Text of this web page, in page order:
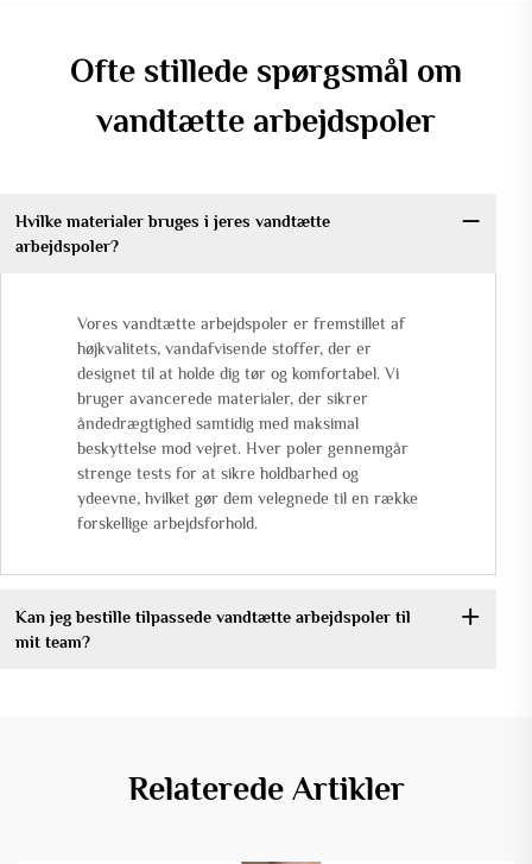
Ofte stillede spørgsmål om
vandtætte arbejdspoler
Hvilke materialer bruges i jeres vandtætte
arbejdspoler?
Vores vandtætte arbejdspoler er fremstillet af
højkvalitets, vandafvisende stoffer, der er
designet til at holde dig tør og komfortabel. Vi
bruger avancerede materialer, der sikrer
åndedrægtighed samtidig med maksimal
beskyttelse mod vejret. Hver poler gennemgår
strenge tests for at sikre holdbarhed og
ydeevne, hvilket gør dem velegnede til en række
forskellige arbejdsforhold.
Kan jeg bestille tilpassede vandtætte arbejdspoler til
mit team?
Relaterede Artikler